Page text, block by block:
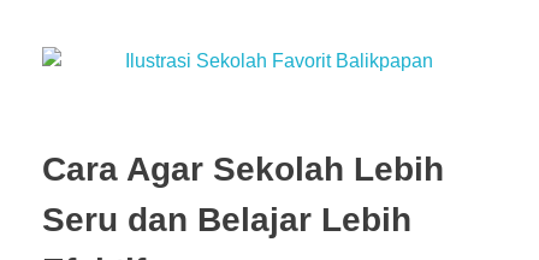
Cara Agar Sekolah Lebih
Seru dan Belajar Lebih